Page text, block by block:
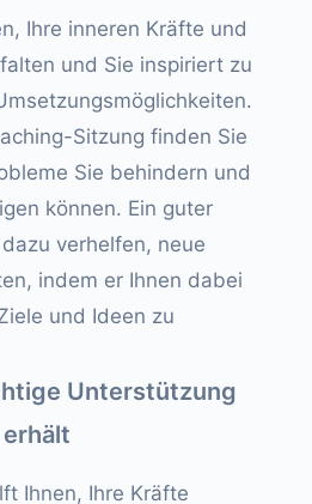
Ihre inneren Kräfte und
und Sie inspiriert zu
Sitzung finden Sie
Sie behindern und
können. Ein guter
verhelfen, neue
indem er Ihnen dabei
und Ideen zu
Unterstützung
Ihnen, Ihre Kräfte